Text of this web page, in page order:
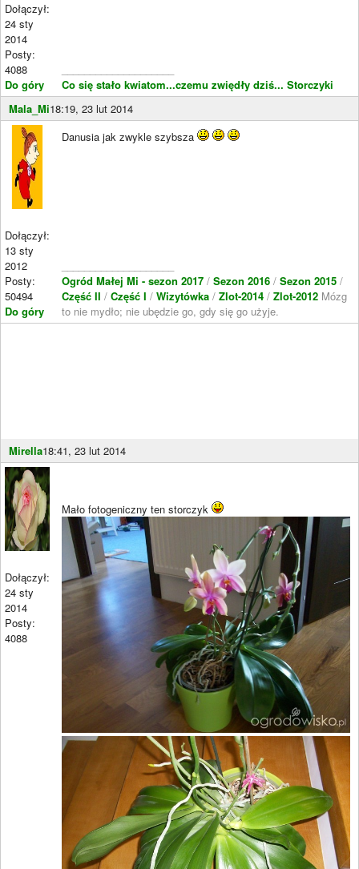
Dołączył:
24 sty
2014
Posty:
4088
Do góry
Co się stało kwiatom...czemu zwiędły dziś... Storczyki
Mala_Mi18:19, 23 lut 2014
Dołączył:
13 sty
2012
Posty:
50494
Do góry
Danusia jak zwykle szybsza
Ogród Małej Mi - sezon 2017 / Sezon 2016 / Sezon 2015 /
Część II / Część I / Wizytówka / Zlot-2014 / Zlot-2012 Mózg
to nie mydło; nie ubędzie go, gdy się go użyje.
Mirella18:41, 23 lut 2014
Dołączył:
24 sty
2014
Posty:
4088
Mało fotogeniczny ten storczyk